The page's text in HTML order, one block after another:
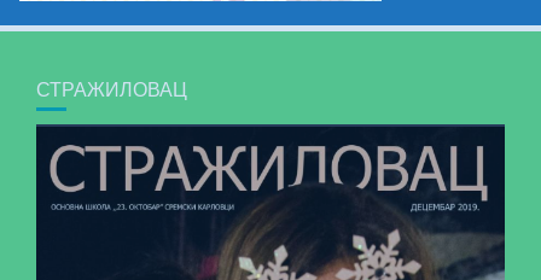
СТРАЖИЛОВАЦ